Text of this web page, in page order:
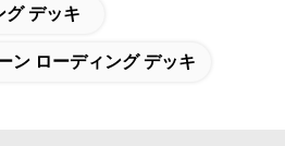
グ デッキ
ン ローディング デッキ